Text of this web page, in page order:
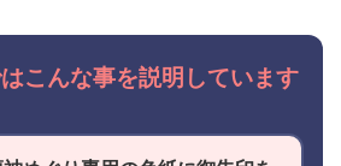
こんな事を説明しています